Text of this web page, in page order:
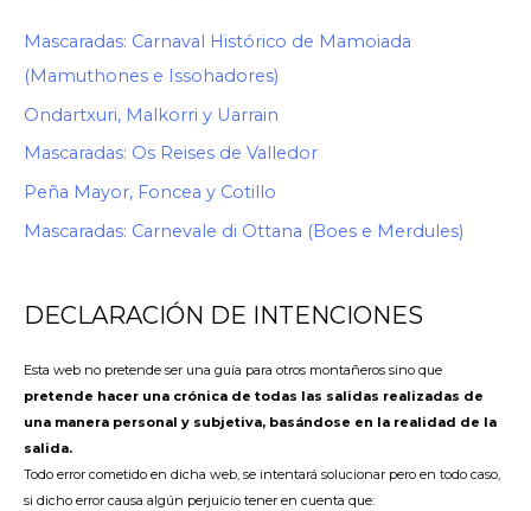
Mascaradas: Carnaval Histórico de Mamoiada
(Mamuthones e Issohadores)
Ondartxuri, Malkorri y Uarrain
Mascaradas: Os Reises de Valledor
Peña Mayor, Foncea y Cotillo
Mascaradas: Carnevale di Ottana (Boes e Merdules)
DECLARACIÓN DE INTENCIONES
Esta web no pretende ser una guía para otros montañeros sino que
pretende hacer una crónica de todas las salidas realizadas de
una manera personal y subjetiva, basándose en la realidad de la
salida.
Todo error cometido en dicha web, se intentará solucionar pero en todo caso,
si dicho error causa algún perjuicio tener en cuenta que: